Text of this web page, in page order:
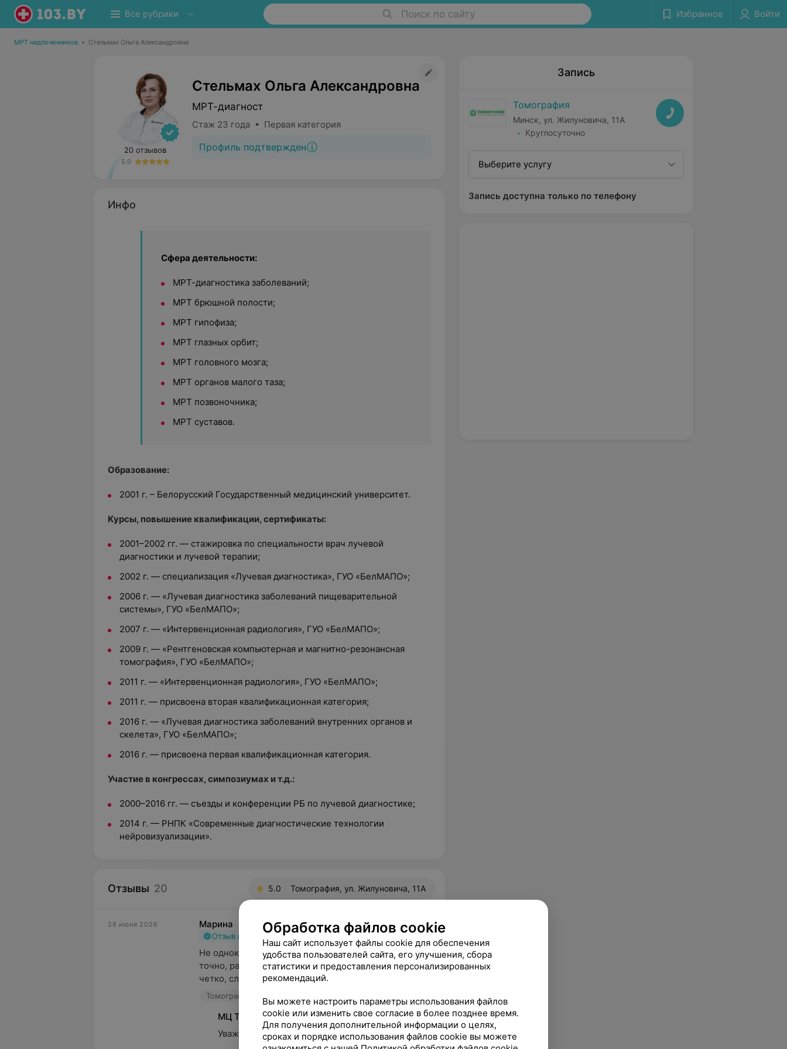
Все рубрики Поиск по сайту Избранное Войти
МРТ надпочечников • Стельмах Ольга Александровна
20 отзывов
5.0
Стельмах Ольга Александровна
МРТ-диагност
Стаж 23 года • Первая категория
Профиль подтвержден
Инфо
Сфера деятельности:
МРТ-диагностика заболеваний;
МРТ брюшной полости;
МРТ гипофиза;
МРТ глазных орбит;
МРТ головного мозга;
МРТ органов малого таза;
МРТ позвоночника;
МРТ суставов.
Образование:
2001 г. – Белорусский Государственный медицинский университет.
Курсы, повышение квалификации, сертификаты:
2001–2002 гг. — стажировка по специальности врач лучевой
диагностики и лучевой терапии;
2002 г. — специализация «Лучевая диагностика», ГУО «БелМАПО»;
2006 г. — «Лучевая диагностика заболеваний пищеварительной
системы», ГУО «БелМАПО»;
2007 г. — «Интервенционная радиология», ГУО «БелМАПО»;
2009 г. — «Рентгеновская компьютерная и магнитно-резонансная
томография», ГУО «БелМАПО»;
2011 г. — «Интервенционная радиология», ГУО «БелМАПО»;
2011 г. — присвоена вторая квалификационная категория;
2016 г. — «Лучевая диагностика заболеваний внутренних органов и
скелета», ГУО «БелМАПО»;
2016 г. — присвоена первая квалификационная категория.
Участие в конгрессах, симпозиумах и т.д.:
2000–2016 гг. — съезды и конференции РБ по лучевой диагностике;
2014 г. — РНПК «Современные диагностические технологии
нейровизуализации».
Отзывы 20 5.0 Томография, ул. Жилуновича, 11А
26 июня 2026 Марина
Отзыв подтвержден
Не однократно обращалась сама в этот центр, знаю
точно, работают там профессионалы своего дела, все
четко, слаженно, кач...
Томография, ул. Жилуновича, 11А
МЦ Томография
Уважаемая Марина!
Запись
Томография
Минск, ул. Жилуновича, 11А
Круглосуточно
Выберите услугу
Запись доступна только по телефону
Обработка файлов cookie
Наш сайт использует файлы cookie для обеспечения
удобства пользователей сайта, его улучшения, сбора
статистики и предоставления персонализированных
рекомендаций.
Вы можете настроить параметры использования файлов
cookie или изменить свое согласие в более позднее время.
Для получения дополнительной информации о целях,
сроках и порядке использования файлов cookie вы можете